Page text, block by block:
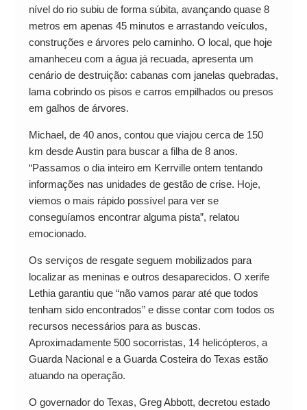
nível do rio subiu de forma súbita, avançando quase 8
metros em apenas 45 minutos e arrastando veículos,
construções e árvores pelo caminho. O local, que hoje
amanheceu com a água já recuada, apresenta um
cenário de destruição: cabanas com janelas quebradas,
lama cobrindo os pisos e carros empilhados ou presos
em galhos de árvores.
Michael, de 40 anos, contou que viajou cerca de 150
km desde Austin para buscar a filha de 8 anos.
“Passamos o dia inteiro em Kerrville ontem tentando
informações nas unidades de gestão de crise. Hoje,
viemos o mais rápido possível para ver se
conseguíamos encontrar alguma pista”, relatou
emocionado.
Os serviços de resgate seguem mobilizados para
localizar as meninas e outros desaparecidos. O xerife
Lethia garantiu que “não vamos parar até que todos
tenham sido encontrados” e disse contar com todos os
recursos necessários para as buscas.
Aproximadamente 500 socorristas, 14 helicópteros, a
Guarda Nacional e a Guarda Costeira do Texas estão
atuando na operação.
O governador do Texas, Greg Abbott, decretou estado